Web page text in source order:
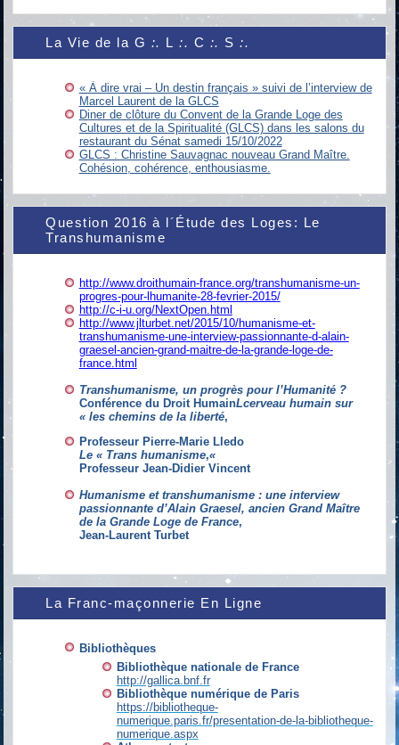
La Vie de la G :. L :. C :. S :.
« À dire vrai – Un destin français » suivi de l’interview de
Marcel Laurent de la GLCS
Diner de clôture du Convent de la Grande Loge des
Cultures et de la Spiritualité (GLCS) dans les salons du
restaurant du Sénat samedi 15/10/2022
GLCS : Christine Sauvagnac nouveau Grand Maître.
Cohésion, cohérence, enthousiasme.
Question 2016 à l´Étude des Loges: Le
Transhumanisme
http://www.droithumain-france.org/transhumanisme-un-
progres-pour-lhumanite-28-fevrier-2015/
http://c-i-u.org/NextOpen.html
http://www.jlturbet.net/2015/10/humanisme-et-
transhumanisme-une-interview-passionnante-d-alain-
graesel-ancien-grand-maitre-de-la-grande-loge-de-
france.html
Transhumanisme, un progrès pour l’Humanité ?
Conférence du Droit HumainLcerveau humain sur
« les chemins de la liberté,
Professeur Pierre-Marie Lledo
Le « Trans humanisme,«
Professeur Jean-Didier Vincent
Humanisme et transhumanisme : une interview
passionnante d’Alain Graesel, ancien Grand Maître
de la Grande Loge de France,
Jean-Laurent Turbet
La Franc-maçonnerie En Ligne
Bibliothèques
Bibliothèque nationale de France
http://gallica.bnf.fr
Bibliothèque numérique de Paris
https://bibliotheque-
numerique.paris.fr/presentation-de-la-bibliotheque-
numerique.aspx